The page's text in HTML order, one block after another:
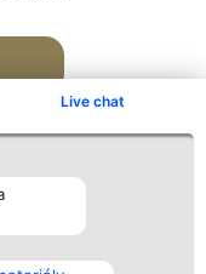
Live chat
Kontakt